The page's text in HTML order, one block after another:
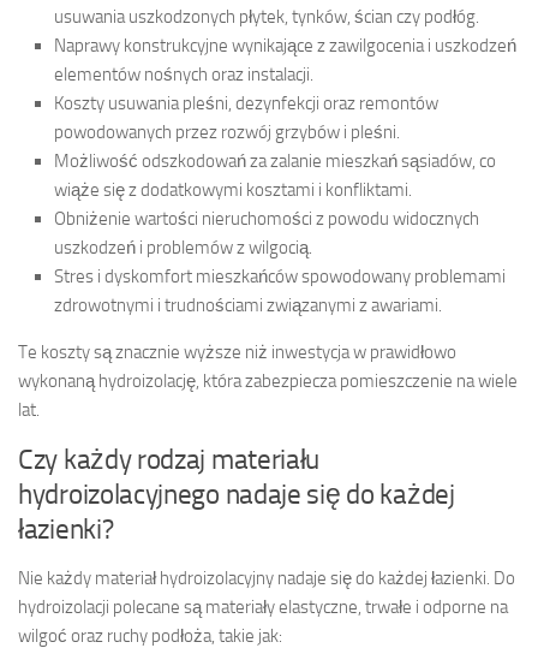
usuwania uszkodzonych płytek, tynków, ścian czy podłóg.
Naprawy konstrukcyjne wynikające z zawilgocenia i uszkodzeń
elementów nośnych oraz instalacji.
Koszty usuwania pleśni, dezynfekcji oraz remontów
powodowanych przez rozwój grzybów i pleśni.
Możliwość odszkodowań za zalanie mieszkań sąsiadów, co
wiąże się z dodatkowymi kosztami i konfliktami.
Obniżenie wartości nieruchomości z powodu widocznych
uszkodzeń i problemów z wilgocią.
Stres i dyskomfort mieszkańców spowodowany problemami
zdrowotnymi i trudnościami związanymi z awariami.
Te koszty są znacznie wyższe niż inwestycja w prawidłowo
wykonaną hydroizolację, która zabezpiecza pomieszczenie na wiele
lat.
Czy każdy rodzaj materiału
hydroizolacyjnego nadaje się do każdej
łazienki?
Nie każdy materiał hydroizolacyjny nadaje się do każdej łazienki. Do
hydroizolacji polecane są materiały elastyczne, trwałe i odporne na
wilgoć oraz ruchy podłoża, takie jak: